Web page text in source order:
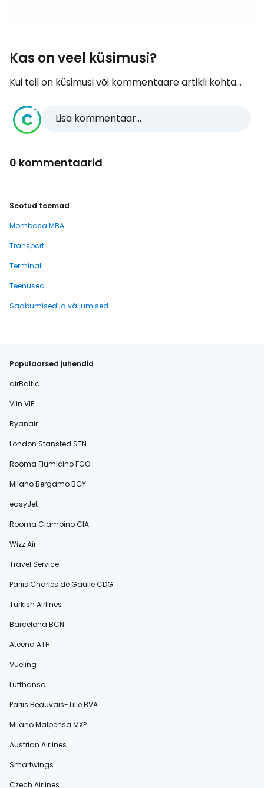
Kas on veel küsimusi?
Kui teil on küsimusi või kommentaare artikli kohta...
Lisa kommentaar...
0 kommentaarid
Seotud teemad
Mombasa MBA
Transport
Terminali
Teenused
Saabumised ja väljumised
Populaarsed juhendid
airBaltic
Viin VIE
Ryanair
London Stansted STN
Rooma Fiumicino FCO
Milano Bergamo BGY
easyJet
Rooma Ciampino CIA
Wizz Air
Travel Service
Pariis Charles de Gaulle CDG
Turkish Airlines
Barcelona BCN
Ateena ATH
Vueling
Lufthansa
Pariis Beauvais-Tille BVA
Milano Malpensa MXP
Austrian Airlines
Smartwings
Czech Airlines